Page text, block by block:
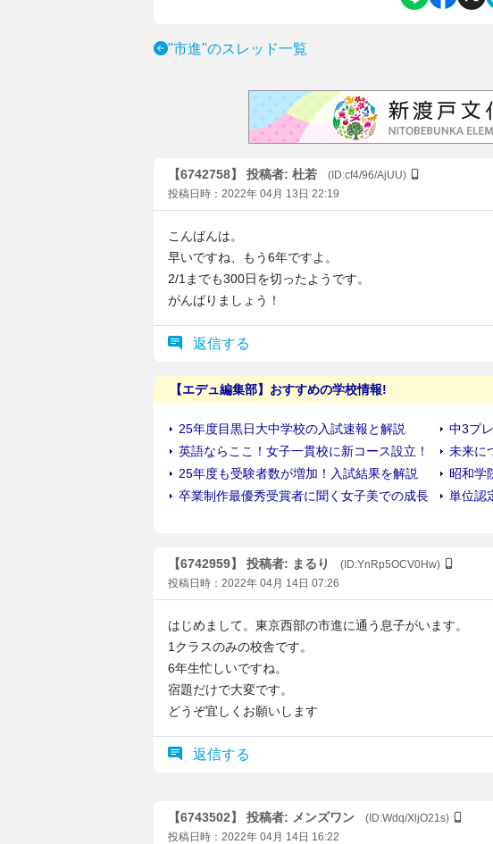
"市進"のスレッド一覧
【6742758】 投稿者: 杜若
(ID:cf4/96/AjUU)
投稿日時：2022年 04月 13日 22:19
こんばんは。
早いですね、もう6年ですよ。
2/1までも300日を切ったようです。
がんばりましょう！
返信する
【6742959】 投稿者: まるり
(ID:YnRp5OCV0Hw)
投稿日時：2022年 04月 14日 07:26
はじめまして。東京西部の市進に通う息子がいます。
1クラスのみの校舎です。
6年生忙しいですね。
宿題だけで大変です。
どうぞ宜しくお願いします
返信する
【6743502】 投稿者: メンズワン
(ID:Wdq/XljO21s)
投稿日時：2022年 04月 14日 16:22